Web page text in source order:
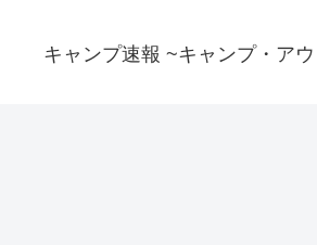
キャンプ速報 ~キャンプ・ア